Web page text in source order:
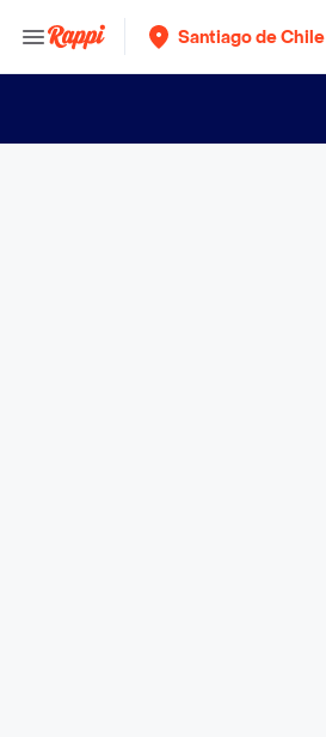
Santiago de Chile